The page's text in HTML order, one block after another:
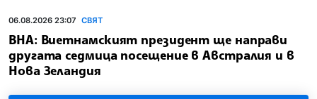
06.08.2026 23:07 СВЯТ
ВНА: Виетнамският президент ще направи
другата седмица посещение в Австралия и в
Нова Зеландия